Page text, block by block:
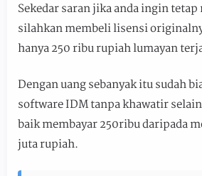
Sekedar saran jika anda ingin
silahkan membeli lisensi
hanya 250 ribu rupiah lumayan
Dengan uang sebanyak itu sudah
software IDM tanpa khawatir
baik membayar 250ribu daripada
juta rupiah.